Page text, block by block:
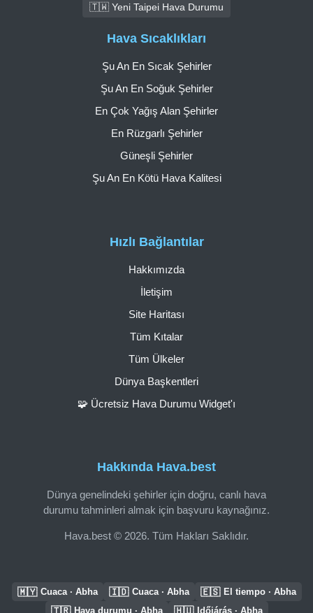
🇹🇼 Yeni Taipei Hava Durumu
Hakkında Hava.best
Dünya genelindeki şehirler için doğru, canlı hava
durumu tahminleri almak için başvuru kaynağınız.
Hava.best © 2026. Tüm Hakları Saklıdır.
Hızlı Bağlantılar
Hakkımızda
İletişim
Site Haritası
Tüm Kıtalar
Tüm Ülkeler
Dünya Başkentleri
🧩 Ücretsiz Hava Durumu Widget'ı
Hava Sıcaklıkları
Şu An En Sıcak Şehirler
Şu An En Soğuk Şehirler
En Çok Yağış Alan Şehirler
En Rüzgarlı Şehirler
Güneşli Şehirler
Şu An En Kötü Hava Kalitesi
🇲🇾 Cuaca · Abha 🇮🇩 Cuaca · Abha 🇪🇸 El tiempo · Abha
🇹🇷 Hava durumu · Abha 🇭🇺 Időjárás · Abha